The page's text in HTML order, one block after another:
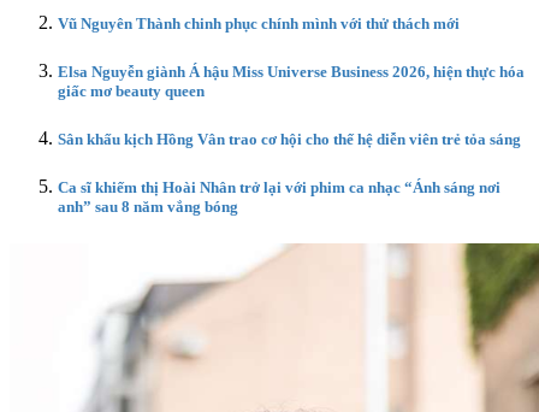
Vũ Nguyên Thành chinh phục chính mình với thử thách mới
Elsa Nguyễn giành Á hậu Miss Universe Business 2026, hiện thực hóa
giấc mơ beauty queen
Sân khấu kịch Hồng Vân trao cơ hội cho thế hệ diễn viên trẻ tỏa sáng
Ca sĩ khiếm thị Hoài Nhân trở lại với phim ca nhạc “Ánh sáng nơi
anh” sau 8 năm vắng bóng